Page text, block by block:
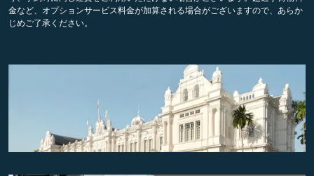
金など、オプションサービス料金が加算される場合がございますので、あらか
じめご了承ください。